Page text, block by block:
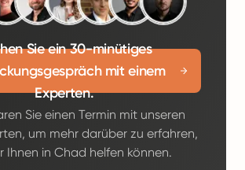
Sie ein 30-minütiges
mit einem
Experten.
Sie einen Termin mit unseren
um mehr darüber zu erfahren,
Ihnen in Chad helfen können.